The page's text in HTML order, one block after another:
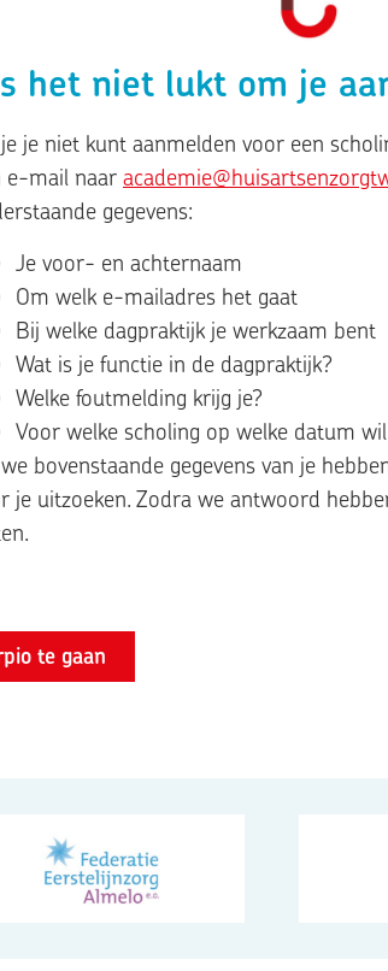
het niet lukt om je
je niet kunt aanmelden voor een
e-mail naar
gegevens:
Je voor- en achternaam
Om welk e-mailadres het gaat
Bij welke dagpraktijk je werkzaam bent
Wat is je functie in de dagpraktijk?
Welke foutmelding krijg je?
Voor welke scholing op welke datum
bovenstaande gegevens van je
je uitzoeken. Zodra we antwoord
te gaan